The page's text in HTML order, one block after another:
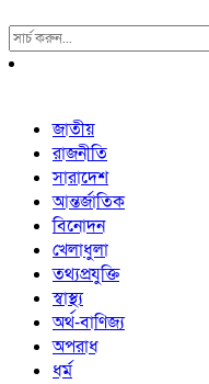
Search
For:
জাতীয়
রাজনীতি
সারাদেশ
আন্তর্জাতিক
বিনোদন
খেলাধুলা
তথ্যপ্রযুক্তি
স্বাস্থ্য
অর্থ-বাণিজ্য
অপরাধ
ধর্ম